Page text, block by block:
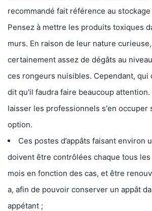
recommandé fait référence au
Pensez à mettre les produits toxiques
murs. En raison de leur nature
certainement assez de dégâts au
ces rongeurs nuisibles. Cependant,
dit qu'il faudra faire beaucoup attention.
laisser les professionnels s'en occuper
option.
Ces postes d’appâts faisant environ
doivent être contrôlées chaque tous
mois en fonction des cas, et être
a, afin de pouvoir conserver un appât
appétant ;